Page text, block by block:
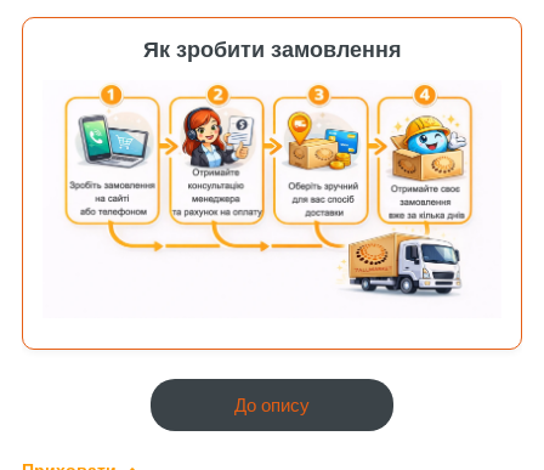
Як зробити замовлення
До опису